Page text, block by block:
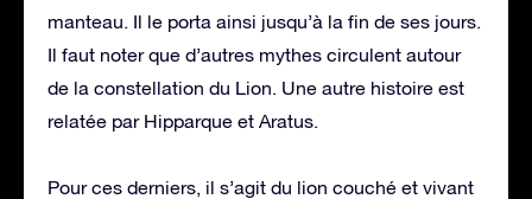
manteau. Il le porta ainsi jusqu’à la fin de ses jours.
Il faut noter que d’autres mythes circulent autour
de la constellation du Lion. Une autre histoire est
relatée par Hipparque et Aratus.
Pour ces derniers, il s’agit du lion couché et vivant